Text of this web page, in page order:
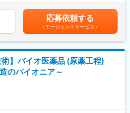
高薬理活性の封じ込め技術を持つ「中外
グループの生産機能を担っている企業が
常に開発が難しい抗体薬の分野で国内で
、（抗体医薬品国内売上シェア約35%、
）、非常に技術力の高い点も魅力です。
救う使命感をもち就業しています。
る業務
部監査の実施（監査チームのリーダー、
内部監査の品質改善活動
ーバルでビジネスを成長・発展中です。
ス強化に向け、内部監査の体制強化を進
において、継続した人財育成が必要であ
一般職～主任職賃金はあくまでも目安の
て上下する可能性があります。月給(月額)
です。
応募依頼する
（エージェントサービス）
術】バイオ医薬品 (原薬工程)
のパイオニア～